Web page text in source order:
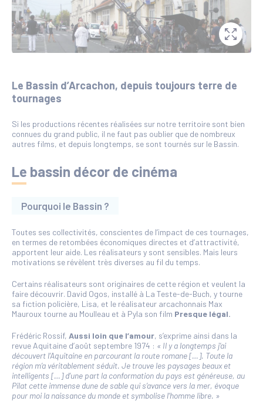
Le Bassin d’Arcachon, depuis toujours terre de
tournages
Si les productions récentes réalisées sur notre territoire sont bien
connues du grand public, il ne faut pas oublier que de nombreux
autres films, et depuis longtemps, se sont tournés sur le Bassin.
Le bassin décor de cinéma
Pourquoi le Bassin ?
Toutes ses collectivités, conscientes de l’impact de ces tournages,
en termes de retombées économiques directes et d’attractivité,
apportent leur aide. Les réalisateurs y sont sensibles. Mais leurs
motivations se révèlent très diverses au fil du temps.
Certains réalisateurs sont originaires de cette région et veulent la
faire découvrir. David Ogos, installé à La Teste-de-Buch, y tourne
sa fiction policière, Lisa, et le réalisateur arcachonnais Max
Mauroux tourne au Moulleau et à Pyla son film Presque légal.
Frédéric Rossif, Aussi loin que l’amour, s’exprime ainsi dans la
revue Aquitaine d’août septembre 1974 : « Il y a longtemps j’ai
découvert l’Aquitaine en parcourant la route romane […]. Toute la
région m’a véritablement séduit. Je trouve les paysages beaux et
intelligents […] d’une part la conformation du pays est généreuse, au
Pilat cette immense dune de sable qui s’avance vers la mer, évoque
pour moi la naissance du monde et symbolise l’homme libre. »